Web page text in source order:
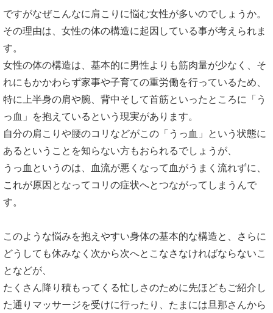
ですがなぜこんなに肩こりに悩む女性が多いのでしょうか。
その理由は、女性の体の構造に起因している事が考えられま
す。
女性の体の構造は、基本的に男性よりも筋肉量が少なく、そ
れにもかかわらず家事や子育ての重労働を行っているため、
特に上半身の肩や腕、背中そして首筋といったところに「う
っ血」を抱えているという現実があります。
自分の肩こりや腰のコリなどがこの「うっ血」という状態に
あるということを知らない方もおられるでしょうが、
うっ血というのは、血流が悪くなって血がうまく流れずに、
これが原因となってコリの症状へとつながってしまうんで
す。
このような悩みを抱えやすい身体の基本的な構造と、さらに
どうしても休みなく次から次へとこなさなければならないこ
となどが、
たくさん降り積もってくる忙しさのために先ほどもご紹介し
た通りマッサージを受けに行ったり、たまには旦那さんから